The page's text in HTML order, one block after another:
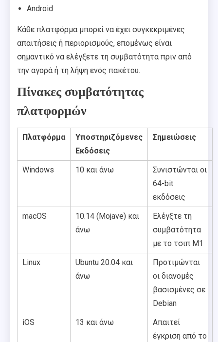
Android
Κάθε πλατφόρμα μπορεί να έχει συγκεκριμένες
απαιτήσεις ή περιορισμούς, επομένως είναι
σημαντικό να ελέγξετε τη συμβατότητα πριν από
την αγορά ή τη λήψη ενός πακέτου.
Πίνακες συμβατότητας
πλατφορμών
Πλατφόρμα
Υποστηριζόμενες
Εκδόσεις
Σημειώσεις
Windows 10 και άνω
Συνιστώνται οι
64-bit
εκδόσεις
macOS
10.14 (Mojave) και
άνω
Ελέγξτε τη
συμβατότητα
με το τσιπ M1
Linux
Ubuntu 20.04 και
άνω
Προτιμώνται
οι διανομές
βασισμένες σε
Debian
iOS 13 και άνω
Απαιτεί
έγκριση από το